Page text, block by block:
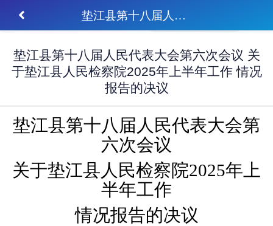
垫江县第十八届人民代表大会第六次会议 关于垫江县人民检察院2025年上半年工作 情况报告的决议
垫江县第十八届人民代表大会第六次会议 关
于垫江县人民检察院2025年上半年工作 情况
报告的决议
垫江县第十八届人民代表大会第
六次会议
关于垫江县人民检察院2025年上
半年工作
情况报告的决议